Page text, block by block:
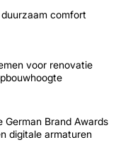
comfort
voor renovatie
German Brand Awards
digitale armaturen